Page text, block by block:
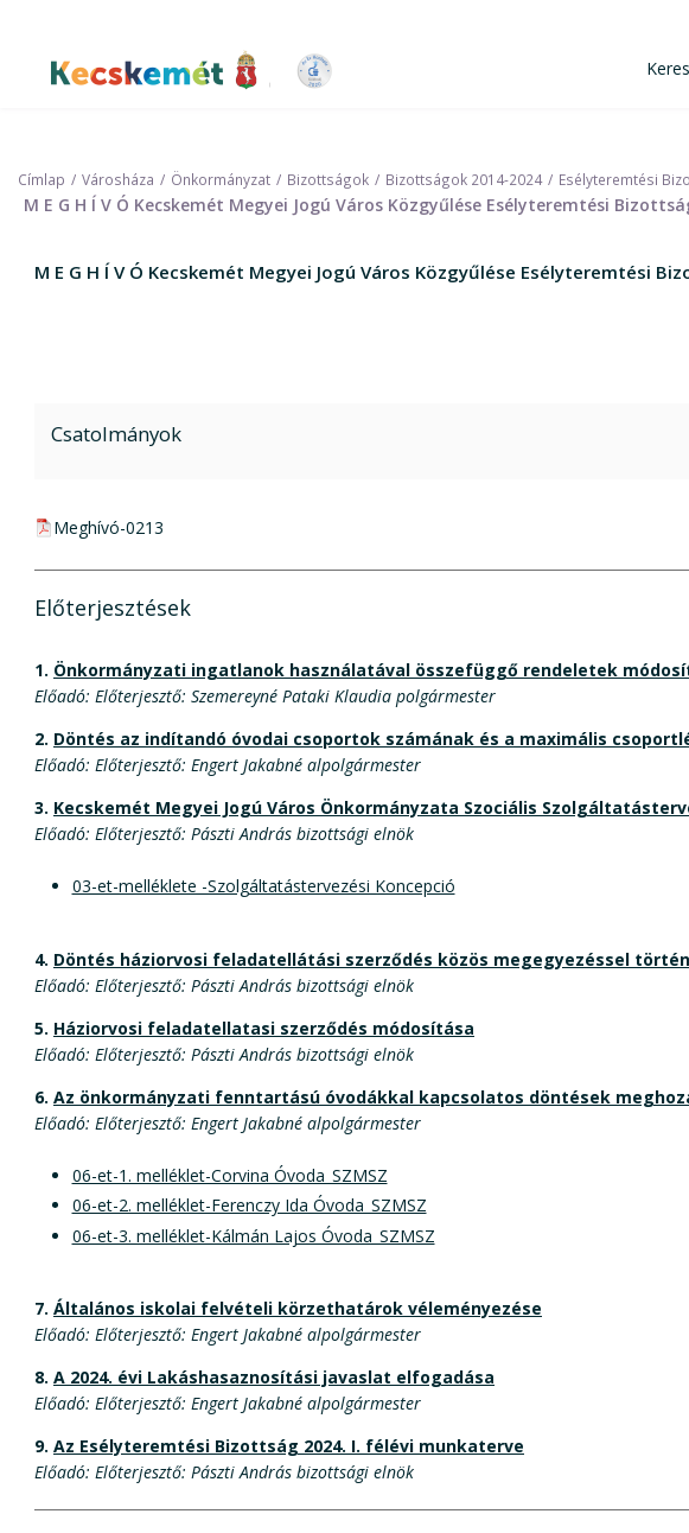
tartalomra
Kecskemét Város Honlapja
Címlap Városháza Önkormányzat Bizottságok Bizottságok 2014-2024 Esélyteremtési
M E G H Í V Ó Kecskemét Megyei Jogú Város Közgyűlése Esélyteremtési
M E G H Í V Ó Kecskemét Megyei Jogú Város Közgyűlése Esélyteremtési
Csatolmányok
pdf csatolmány:
Meghívó-0213
Előterjesztések
1. Önkormányzati ingatlanok használatával összefüggő rendeletek
Előadó: Előterjesztő: Szemereyné Pataki Klaudia polgármester
2. Döntés az indítandó óvodai csoportok számának és a maximális
Előadó: Előterjesztő: Engert Jakabné alpolgármester
3. Kecskemét Megyei Jogú Város Önkormányzata Szociális
Előadó: Előterjesztő: Pászti András bizottsági elnök
03-et-melléklete -Szolgáltatástervezési Koncepció
4. Döntés háziorvosi feladatellátási szerződés közös megegyezéssel
Előadó: Előterjesztő: Pászti András bizottsági elnök
5. Háziorvosi feladatellatasi szerződés módosítása
Előadó: Előterjesztő: Pászti András bizottsági elnök
6. Az önkormányzati fenntartású óvodákkal kapcsolatos döntések
Előadó: Előterjesztő: Engert Jakabné alpolgármester
06-et-1. melléklet-Corvina Óvoda_SZMSZ
06-et-2. melléklet-Ferenczy Ida Óvoda_SZMSZ
06-et-3. melléklet-Kálmán Lajos Óvoda_SZMSZ
7. Általános iskolai felvételi körzethatárok véleményezése
Előadó: Előterjesztő: Engert Jakabné alpolgármester
8. A 2024. évi Lakáshasaznosítási javaslat elfogadása
Előadó: Előterjesztő: Engert Jakabné alpolgármester
9. Az Esélyteremtési Bizottság 2024. I. félévi munkaterve
Előadó: Előterjesztő: Pászti András bizottsági elnök